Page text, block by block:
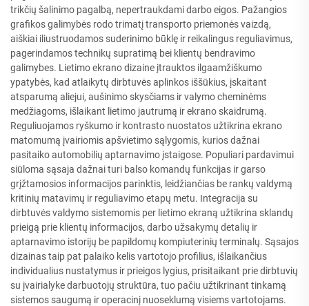
trikčių šalinimo pagalbą, nepertraukdami darbo eigos. Pažangios
grafikos galimybės rodo trimatį transporto priemonės vaizdą,
aiškiai iliustruodamos suderinimo būklę ir reikalingus reguliavimus,
pagerindamos technikų supratimą bei klientų bendravimo
galimybes. Lietimo ekrano dizaine įtrauktos ilgaamžiškumo
ypatybės, kad atlaikytų dirbtuvės aplinkos iššūkius, įskaitant
atsparumą aliejui, aušinimo skysčiams ir valymo cheminėms
medžiagoms, išlaikant lietimo jautrumą ir ekrano skaidrumą.
Reguliuojamos ryškumo ir kontrasto nuostatos užtikrina ekrano
matomumą įvairiomis apšvietimo sąlygomis, kurios dažnai
pasitaiko automobilių aptarnavimo įstaigose. Populiari pardavimui
siūloma sąsaja dažnai turi balso komandų funkcijas ir garso
grįžtamosios informacijos parinktis, leidžiančias be rankų valdymą
kritinių matavimų ir reguliavimo etapų metu. Integracija su
dirbtuvės valdymo sistemomis per lietimo ekraną užtikrina sklandų
prieigą prie klientų informacijos, darbo užsakymų detalių ir
aptarnavimo istorijų be papildomų kompiuterinių terminalų. Sąsajos
dizainas taip pat palaiko kelis vartotojo profilius, išlaikančius
individualius nustatymus ir prieigos lygius, prisitaikant prie dirbtuvių
su įvairialyke darbuotojų struktūra, tuo pačiu užtikrinant tinkamą
sistemos saugumą ir operacinį nuoseklumą visiems vartotojams.